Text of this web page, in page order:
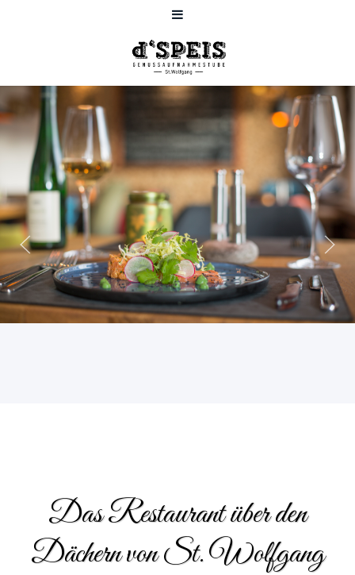
Wahre Küche
Herzlich Willkommen in der
Genussaufnahmestube
Das Restaurant über den
Dächern von St. Wolfgang